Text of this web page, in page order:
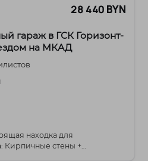
28 440 BYN
гараж в ГСК Горизонт-
на МКАД
находка для